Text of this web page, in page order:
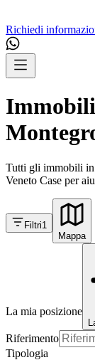
Richiedi
Tutti gli immobili in
Veneto Case per
Filtri1
Mappa
La mia posizione
Riferimento
Tipologia